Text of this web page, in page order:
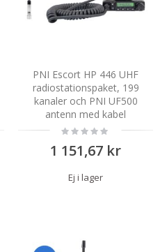
PNI Escort HP 446 UHF
radiostationspaket, 199
kanaler och PNI UF500
antenn med kabel
Rating:
0%
1 151,67 kr
Ej i lager